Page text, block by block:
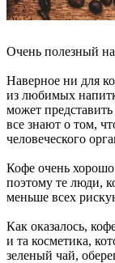
Очень полезный
Наверное ни для
из любимых
может
все знают о том,
человеческого
Кофе очень
поэтому те люди,
меньше всех
Как оказалось,
и та косметика,
зеленый чай,